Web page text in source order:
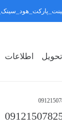
اطلاعات